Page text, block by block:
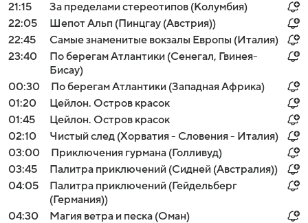
21:15
За пределами стереотипов (Колумбия)
22:05
Шепот Альп (Пинцгау (Австрия))
22:45
Самые знаменитые вокзалы Европы (Италия)
23:40
По берегам Атлантики (Сенегал, Гвинея-
Бисау)
00:30
По берегам Атлантики (Западная Африка)
01:20
Цейлон. Остров красок
01:45
Цейлон. Остров красок
02:10
Чистый след (Хорватия - Словения - Италия)
03:00
Приключения гурмана (Голливуд)
03:45
Палитра приключений (Сидней (Австралия))
04:05
Палитра приключений (Гейдельберг
(Германия))
04:30
Магия ветра и песка (Оман)